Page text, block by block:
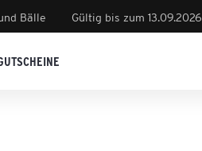
Bälle Gültig bis zum 13.09.2026